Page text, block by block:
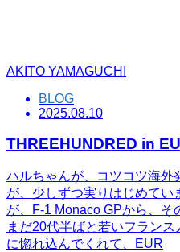
AKITO YAMAGUCHI
BLOG
2025.08.10
THREEHUNDRED in
ハルちゃんが、コツコツ海外
が、少しずつ実りはじめてい
が、F-1 Monaco GPから、そ
まだ20代半ばと若いフラン
に惚れ込んでくれて、EUR